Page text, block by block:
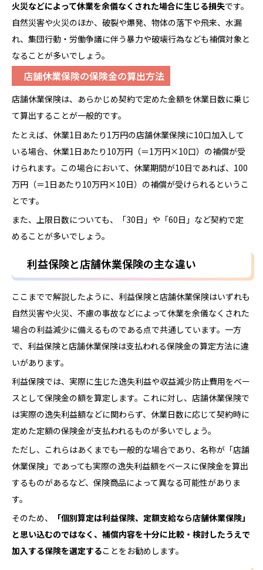
火災などによって休業を余儀なくされた場合に生じる損失です。
自然災害や火災のほか、破裂や爆発、物体の落下や飛来、水漏
れ、集団行動・労働争議に伴う暴力や破壊行為なども補償対象と
なることが多いでしょう。
店舗休業保険の保険金の算出方法
店舗休業保険は、あらかじめ契約で定めた金額を休業日数に乗じ
て算出することが一般的です。
たとえば、休業1日あたり1万円の店舗休業保険に10口加入して
いる場合、休業1日あたり10万円（＝1万円×10口）の補償が受
けられます。この場合において、休業期間が10日であれば、100
万円（＝1日あたり10万円×10日）の補償が受けられるというこ
とです。
また、上限日数についても、「30日」や「60日」など契約で定
めることが多いでしょう。
利益保険と店舗休業保険の主な違い
ここまでで解説したように、利益保険と店舗休業保険はいずれも
自然災害や火災、不慮の事故などによって休業を余儀なくされた
場合の利益減少に備えるものである点で共通しています。一方
で、利益保険と店舗休業保険は支払われる保険金の算定方法に違
いがあります。
利益保険では、実際に生じた逸失利益や収益減少防止費用をベー
スとして保険金の額を算定します。これに対し、店舗休業保険で
は実際の逸失利益額などに関わらず、休業日数に応じて契約時に
定めた定額の保険金が支払われるものが多いでしょう。
ただし、これらはあくまでも一般的な場合であり、名称が「店舗
休業保険」であっても実際の逸失利益額をベースに保険金を算出
するものがあるなど、保険商品によって異なる可能性がありま
す。
そのため、
「個別算定は利益保険、定額支給なら店舗休業保険」
と思い込むのではなく、補償内容を十分に比較・検討したうえで
加入する保険を選定することをお勧めします。